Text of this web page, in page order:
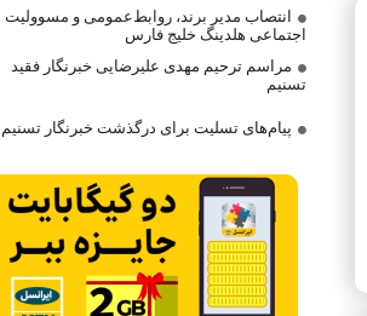
انتصاب مدیر برند، روابط‌عمومی و مسوولیت
اجتماعی هلدینگ خلیج فارس
مراسم ترحیم مهدی علیرضایی خبرنگار فقید
تسنیم
پیام‌های تسلیت برای درگذشت خبرنگار تسنیم